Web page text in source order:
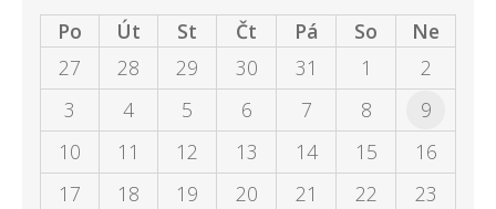
Po Út St Čt Pá So
Ne
27
28 29 30 31 1
2
3
4 5 6 7 8
9
10
11 12 13 14 15
16
17
18 19 20 21 22
23